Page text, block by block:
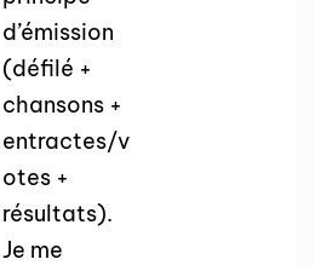
d’émission
(défilé +
chansons +
entractes/v
otes +
résultats).
Je me